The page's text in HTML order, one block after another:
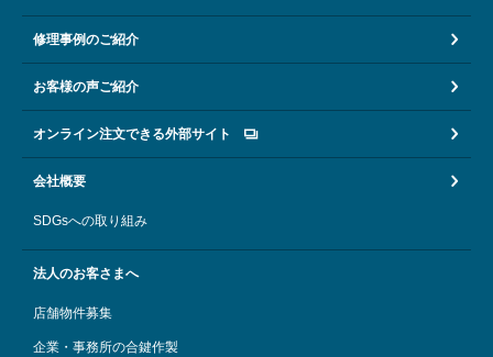
修理事例のご紹介
お客様の声ご紹介
オンライン注文できる外部サイト
会社概要
SDGsへの取り組み
法人のお客さまへ
店舗物件募集
企業・事務所の合鍵作製